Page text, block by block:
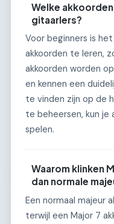
Welke
gitaarlers?
Voor beginners is
akkoorden te leren,
akkoorden worden
en kennen een
te vinden zijn op de
te beheersen, kun je
spelen.
Waarom klinken
dan normale
Een normaal majeur
terwijl een Major 7